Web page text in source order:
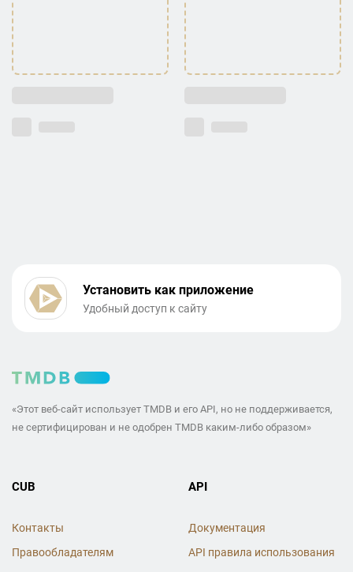
Установить как приложение
Удобный доступ к сайту
«Этот веб-сайт использует TMDB и его API, но не поддерживается,
не сертифицирован и не одобрен TMDB каким-либо образом»
CUB
Контакты
Правообладателям
API
Документация
API правила использования